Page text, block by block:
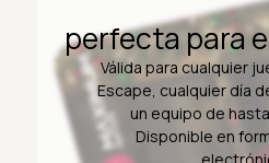
COMPRAR
Entrega inmediata en formato electrónico. Las
tarjetas son válidas durante 12 meses desde la